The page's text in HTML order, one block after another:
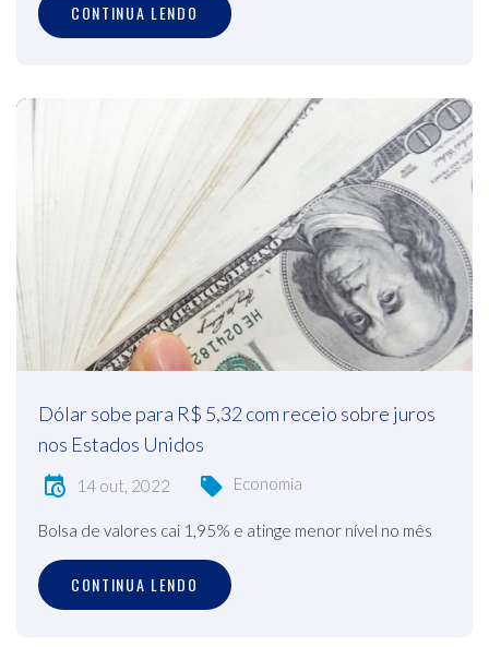
CONTINUA LENDO
Dólar sobe para R$ 5,32 com receio sobre juros
nos Estados Unidos
14 out, 2022 Economia
Bolsa de valores cai 1,95% e atinge menor nível no mês
CONTINUA LENDO